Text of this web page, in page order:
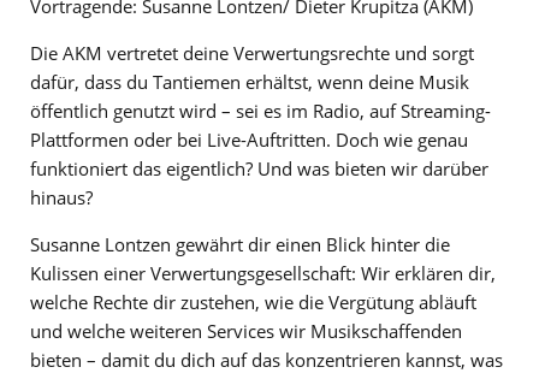
Vortragende: Susanne Lontzen/ Dieter Krupitza (AKM)
Die AKM vertretet deine Verwertungsrechte und sorgt
dafür, dass du Tantiemen erhältst, wenn deine Musik
öffentlich genutzt wird – sei es im Radio, auf Streaming-
Plattformen oder bei Live-Auftritten. Doch wie genau
funktioniert das eigentlich? Und was bieten wir darüber
hinaus?
Susanne Lontzen gewährt dir einen Blick hinter die
Kulissen einer Verwertungsgesellschaft: Wir erklären dir,
welche Rechte dir zustehen, wie die Vergütung abläuft
und welche weiteren Services wir Musikschaffenden
bieten – damit du dich auf das konzentrieren kannst, was